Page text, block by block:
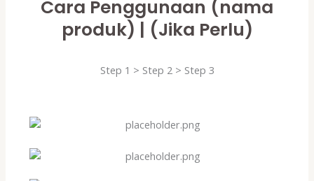
Cara Penggunaan (nama
produk) | (Jika Perlu)
Step 1 > Step 2 > Step 3